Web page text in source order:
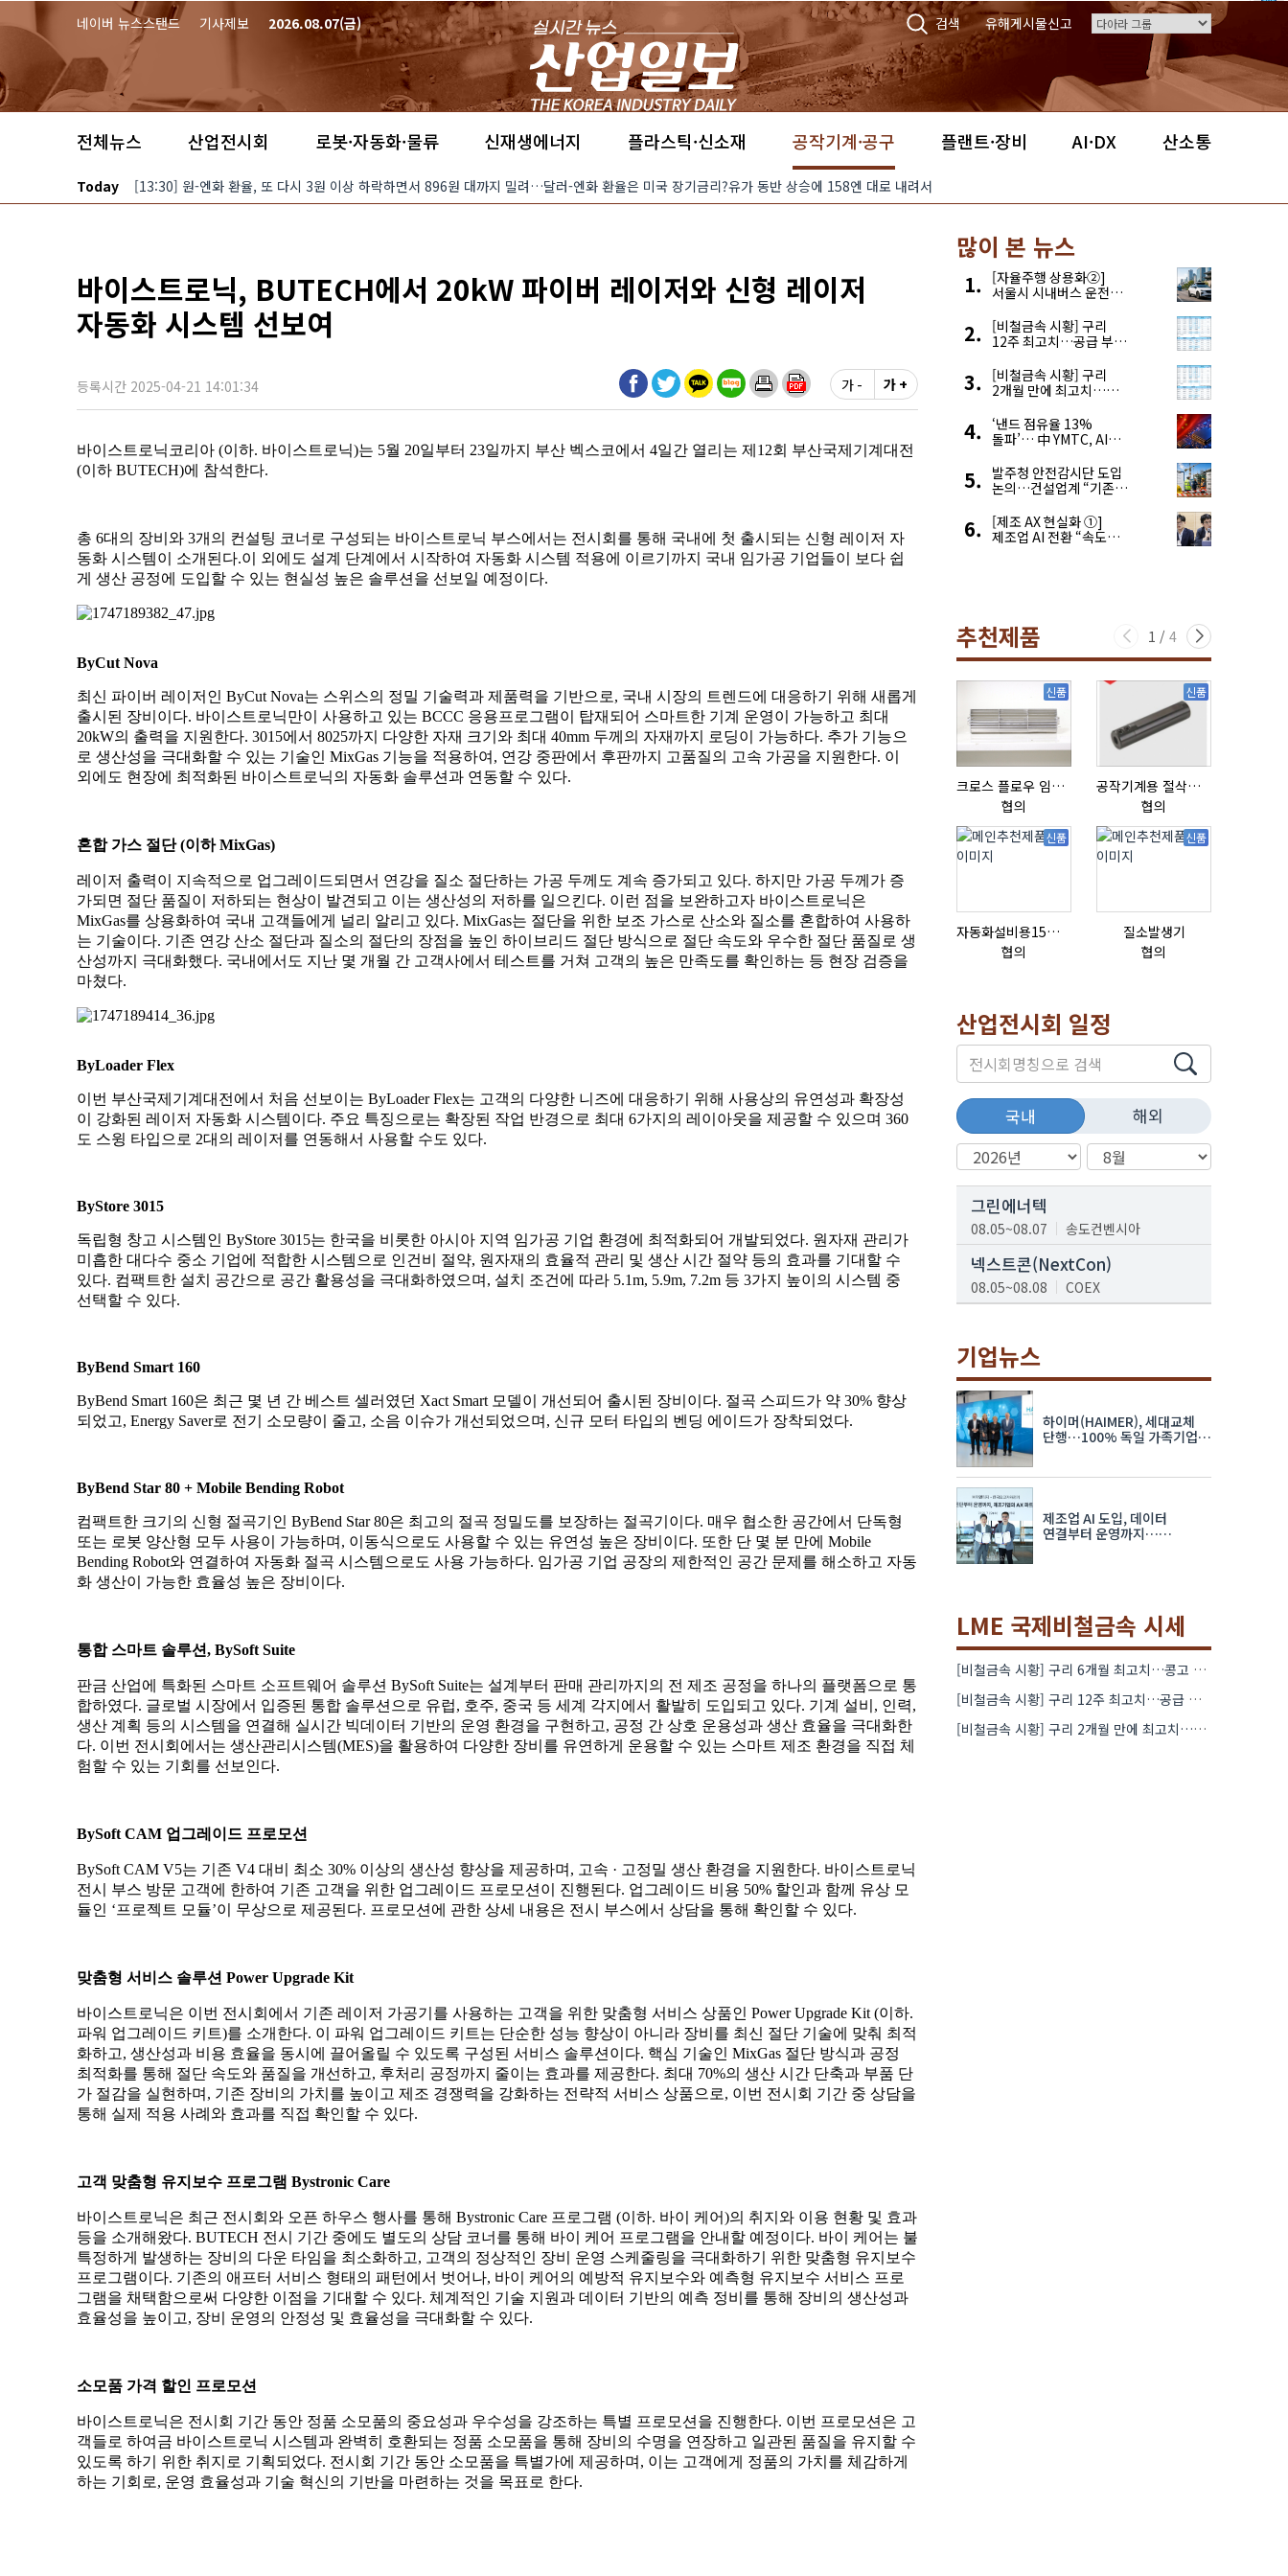
네이버 뉴스스탠드 기사제보 2026.08.07(금) 검색 유해게시물신고
전체뉴스 산업전시회 로봇·자동화·물류 신재생에너지 플라스틱·신소재 공작기계·공구 플랜트·장비 AI·DX 산소통
Today [13:30] 원-엔화 환율, 또 다시 3원 이상 하락하면서 896원 대까지 밀려…달러-엔화 환율은 미국 장기금리?유가 동반 상승에 158엔 대로 내려서
바이스트로닉, BUTECH에서 20kW 파이버 레이저와 신형 레이저
자동화 시스템 선보여
등록시간 2025-04-21 14:01:34 가 - 가 +
많이 본 뉴스
[자율주행 상용화②]
서울시 시내버스 운전자
해결한다
[비철금속 시황] 구리
12주 최고치…공급 부족
[비철금속 시황] 구리
2개월 만에 최고치…
우려 확대
‘낸드 점유율 13%
돌파’… 中 YMTC, AI
4위 맹추격
발주청 안전감시단 도입
논의…건설업계 “기존
[제조 AX 현실화 ①]
제조업 AI 전환 “속도와
추천제품 1 / 4
신품
크로스 플로우 임펠라
협의
신품
공작기계용 절삭공구, 슬리브(SLEEVE)
협의
신품
자동화설비용15ml자동주입기
협의
신품
질소발생기
협의
산업전시회 일정
국내 해외
그린에너텍
08.05~08.07 송도컨벤시아
넥스트콘(NextCon)
08.05~08.08 COEX
08.19~08.21
K-PRINT
08.19~08.22
자율주행모빌리티산업전
08.25~08.27
차세대 반도체 패키징 산업전
08.26~08.28 수원컨벤션센터
기업뉴스
하이머(HAIMER), 세대교체
단행…100% 독일 가족기업
제조업 AI 도입, 데이터
연결부터 운영까지…
LME 국제비철금속 시세
[비철금속 시황] 구리 6개월 최고치…콩고 수출 규제에 공급 우려 확대
[비철금속 시황] 구리 12주 최고치…공급 부족 우려에 강세
[비철금속 시황] 구리 2개월 만에 최고치…재고 감소에 공급 부족 우려 확대